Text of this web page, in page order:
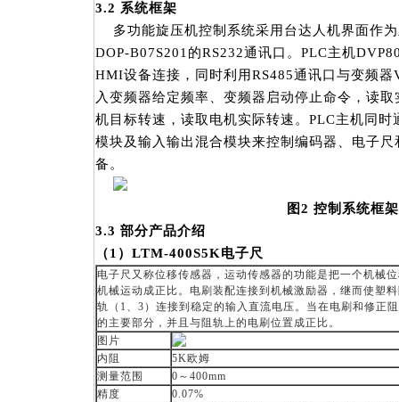
3.2 系统框架
多功能旋压机控制系统采用台达人机界面作
DOP-B07S201的RS232通讯口。PLC主机
HMI设备连接，同时利用RS485通讯口与变频
入变频器给定频率、变频器启动停止命令，读
机目标转速，读取电机实际转速。PLC主机同
模块及输入输出混合模块来控制编码器、电子
备。
图2 控制系统框
3.3 部分产品介绍
（1 ） LTM-400S5K电子尺
电子尺又称位移传感器，运动传感器的功能是把一个机械
机械运动成正比。电刷装配连接到机械激励器，继而使塑
轨（1、3）连接到稳定的输入直流电压。当在电刷和修正
的主要部分，并且与阻轨上的电刷位置成正比。
图片
内阻
5K欧姆
测量范围
0～400mm
精度
0.07%